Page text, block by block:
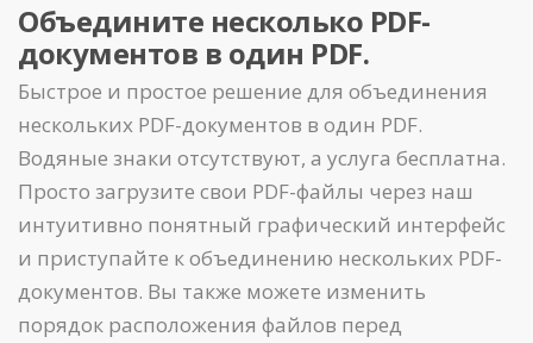
Объедините несколько PDF-
документов в один PDF.
Быстрое и простое решение для объединения
нескольких PDF-документов в один PDF.
Водяные знаки отсутствуют, а услуга бесплатна.
Просто загрузите свои PDF-файлы через наш
интуитивно понятный графический интерфейс
и приступайте к объединению нескольких PDF-
документов. Вы также можете изменить
порядок расположения файлов перед